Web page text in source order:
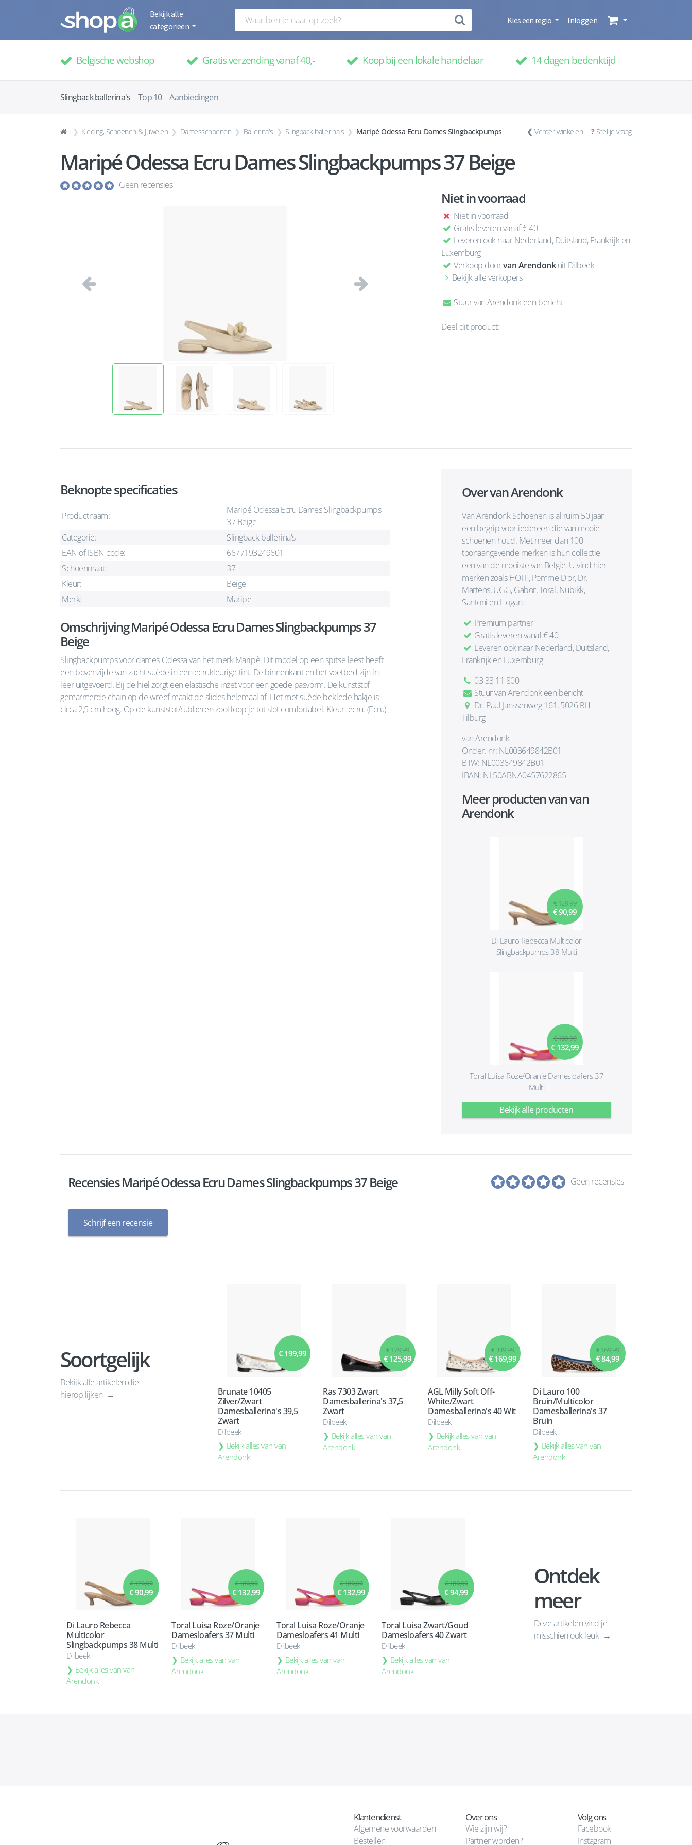
Bekijk alle
categorieën
Kies een regio Inloggen
Belgische webshop Gratis verzending vanaf 40,- Koop bij een lokale handelaar 14 dagen bedenktijd
Slingback ballerina's Top 10 Aanbiedingen
Kleding, Schoenen & Juwelen Damesschoenen Ballerina's Slingback ballerina's Maripé Odessa Ecru Dames Slingbackpumps ❮ Verder winkelen ? Stel je vraag
Maripé Odessa Ecru Dames Slingbackpumps 37 Beige
Geen recensies
Vorige Volgende
Niet in voorraad
Niet in voorraad
Gratis leveren vanaf € 40
Leveren ook naar Nederland, Duitsland, Frankrijk en
Luxemburg
Verkoop doorvan Arendonkuit Dilbeek
Bekijk alle verkopers
Stuur van Arendonk een bericht
Deel dit product:
Beknopte specificaties
Productnaam:
Maripé Odessa Ecru Dames Slingbackpumps
37 Beige
Categorie:
Slingback ballerina's
EAN of ISBN code:
6677193249601
Schoenmaat:
37
Kleur:
Beige
Merk:
Maripe
Omschrijving Maripé Odessa Ecru Dames Slingbackpumps 37
Beige
Slingbackpumps voor dames Odessa van het merk Maripè. Dit model op een spitse leest heeft
een bovenzijde van zacht suède in een ecrukleurige tint. De binnenkant en het voetbed zijn in
leer uitgevoerd. Bij de hiel zorgt een elastische inzet voor een goede pasvorm. De kunststof
gemarmerde chain op de wreef maakt de slides helemaal af. Het met suède beklede hakje is
circa 2,5 cm hoog. Op de kunststof/rubberen zool loop je tot slot comfortabel. Kleur: ecru. (Ecru)
Over van Arendonk
Van Arendonk Schoenen is al ruim 50 jaar
een begrip voor iedereen die van mooie
schoenen houd. Met meer dan 100
toonaangevende merken is hun collectie
een van de mooiste van België. U vind hier
merken zoals HOFF, Pomme D'or, Dr.
Martens, UGG, Gabor, Toral, Nubikk,
Santoni en Hogan.
Premium partner
Gratis leveren vanaf € 40
Leveren ook naar Nederland, Duitsland,
Frankrijk en Luxemburg
03 33 11 800
Stuur van Arendonk een bericht
Dr. Paul Janssenweg 161, 5026 RH
Tilburg
van Arendonk
Onder. nr: NL003649842B01
BTW: NL003649842B01
IBAN: NL50ABNA0457622865
Meer producten van van
Arendonk
€ 129,99
€ 90,99
Di Lauro Rebecca Multicolor
Slingbackpumps 38 Multi
€ 189,99
€ 132,99
Toral Luisa Roze/Oranje Damesloafers 37
Multi
Bekijk alle producten
Recensies Maripé Odessa Ecru Dames Slingbackpumps 37 Beige Geen recensies
Schrijf een recensie
Soortgelijk
Bekijk alle artikelen die
hierop lijken
€ 199,99
Brunate 10405
Zilver/Zwart
Damesballerina's 39,5
Zwart
Dilbeek
Bekijk alles van van
Arendonk
€ 179,99
€ 125,99
Ras 7303 Zwart
Damesballerina's 37,5
Zwart
Dilbeek
Bekijk alles van van
Arendonk
€ 339,99
€ 169,99
AGL Milly Soft Off-
White/Zwart
Damesballerina's 40 Wit
Dilbeek
Bekijk alles van van
Arendonk
€ 169,99
€ 84,99
Di Lauro 100
Bruin/Multicolor
Damesballerina's 37
Bruin
Dilbeek
Bekijk alles van van
Arendonk
€ 129,99
€ 90,99
Di Lauro Rebecca
Multicolor
Slingbackpumps 38 Multi
Dilbeek
Bekijk alles van van
Arendonk
€ 189,99
€ 132,99
Toral Luisa Roze/Oranje
Damesloafers 37 Multi
Dilbeek
Bekijk alles van van
Arendonk
€ 189,99
€ 132,99
Toral Luisa Roze/Oranje
Damesloafers 41 Multi
Dilbeek
Bekijk alles van van
Arendonk
€ 189,99
€ 94,99
Toral Luisa Zwart/Goud
Damesloafers 40 Zwart
Dilbeek
Bekijk alles van van
Arendonk
Ontdek
meer
Deze artikelen vind je
misschien ook leuk
Klantendienst
Algemene voorwaarden
Bestellen
Over ons
Wie zijn wij?
Partner worden?
Volg ons
Facebook
Instagram